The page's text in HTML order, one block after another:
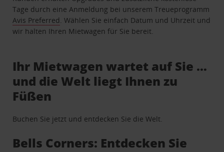
Tage durch eine Anmeldung bei unserem Treueprogramm
Avis Preferred . Wählen Sie einfach Datum und Uhrzeit und
wir halten Ihren Mietwagen für Sie bereit.
Ihr Mietwagen wartet auf Sie …
und die Welt liegt Ihnen zu
Füßen
Buchen Sie jetzt und entdecken Sie die Welt.
Bells Corners: Entdecken Sie